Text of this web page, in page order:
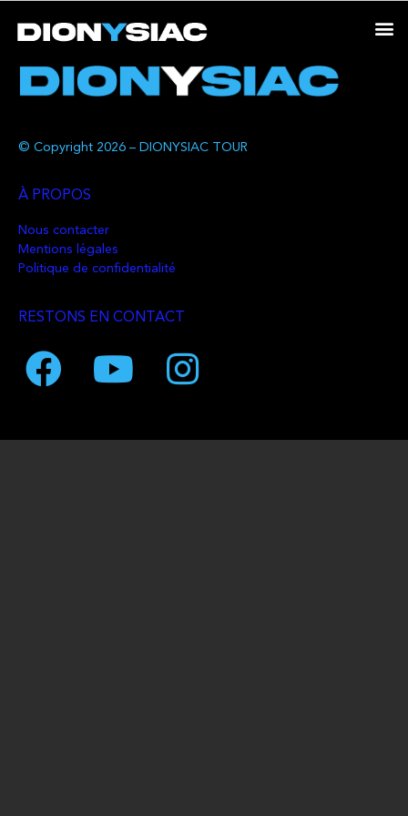
© Copyright 2026 – DIONYSIAC TOUR
À PROPOS
Nous contacter
Mentions légales
Politique de confidentialité
RESTONS EN CONTACT